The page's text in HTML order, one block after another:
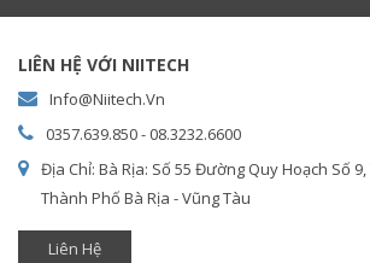
LIÊN HỆ VỚI NIITECH
Info@niitech.vn
0357.639.850 - 08.3232.6600
Địa Chỉ: Bà Rịa: Số 55 Đường Quy Hoạch Số
Thành Phố Bà Rịa - Vũng Tàu
Liên Hệ